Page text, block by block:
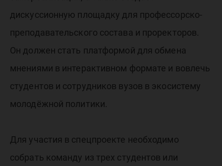
«Твой
дискуссионную площадку для профессорско-
преподавательского состава и проректоров.
Он должен стать платформой для обмена
мнениями в интерактивном формате и вовлечь
студентов и сотрудников вузов в экосистему
молодёжной политики.
Для участия в спецпроекте необходимо
собрать команду из трех студентов или